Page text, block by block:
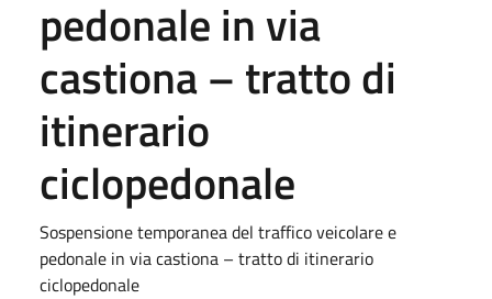
pedonale in via
castiona – tratto di
itinerario
ciclopedonale
Sospensione temporanea del traffico veicolare e
pedonale in via castiona – tratto di itinerario
ciclopedonale